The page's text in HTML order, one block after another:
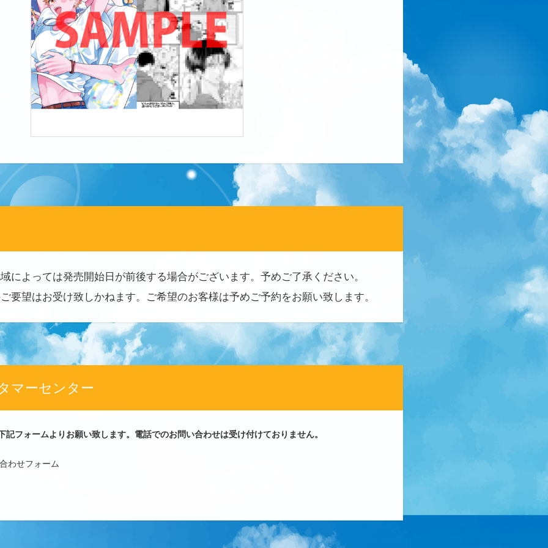
によっては発売開始日が前後する場合がございます。予めご了承ください。
要望はお受け致しかねます。ご希望のお客様は予めご予約をお願い致します。
マーセンター
記フォームよりお願い致します。電話でのお問い合わせは受け付けておりません。
わせフォーム